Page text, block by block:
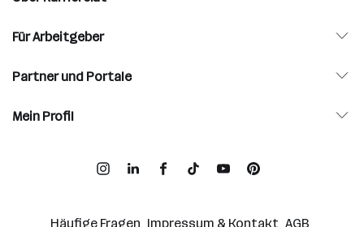
Für Arbeitgeber
Partner und Portale
Mein Profil
Häufige Fragen Impressum & Kontakt AGB